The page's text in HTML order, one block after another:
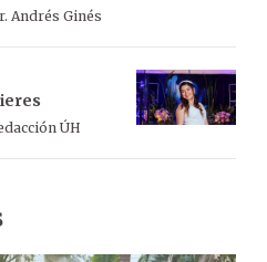
Andrés Ginés
ÚH